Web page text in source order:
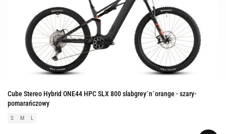
Cube Stereo Hybrid ONE44 HPC SLX 800 slabgrey´n´orange - szary-
pomarańczowy
S M L